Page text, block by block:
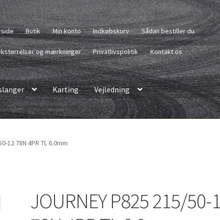
Butik Min konto Indkøbskurv Sådan bestiller du
og mærkninger Privatlivspolitik Kontakt os
Karting
Vejledning
12 78N 4PR TL 6.0mm
JOURNEY P825 215/50-